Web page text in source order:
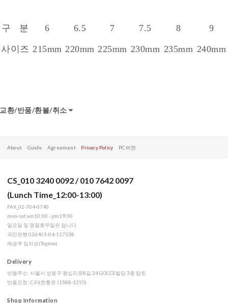
구 분 6 6.5 7 7.5 8 9
사이즈 215mm 220mm 225mm 230mm 235mm 240mm
교환/반품/환불/취소
About Guide Agreement Privacy Policy PC 버전
CS_010 3240 0092 / 010 7642 0097
(Lunch Time_12:00-13:00)
FAX_02-704-0740
mon-sat am10:00 - pm19:00
일요일 및 명절휴무일은 쉽니다.
국민은행 026401-04-117338
예금주 임지순(Toptoe)
Delivery
반품주소: 서울시 성동구 왕십리로8길 24 GOCCE빌딩 3층 탑토
반품요청: CJ대한통운 (1588-1255)
Shop Information